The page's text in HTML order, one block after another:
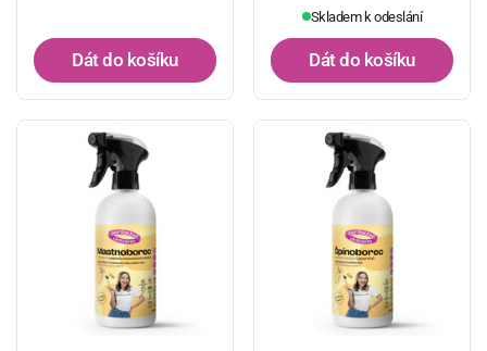
Dát do košíku
Skladem k odeslání
Dát do košíku